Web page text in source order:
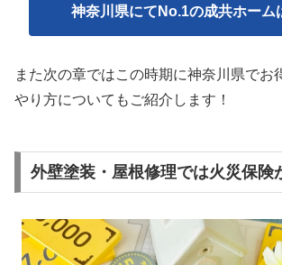
神奈川県にてNo.1の成共ホーム
また次の章ではこの時期に神奈川県でお
やり方についてもご紹介します！
外壁塗装・屋根修理では火災保険